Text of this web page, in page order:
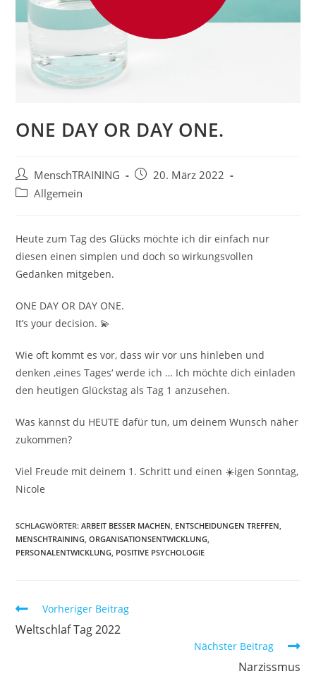
ONE DAY OR DAY ONE.
Beitrags-
Autor:
MenschTRAINING
Beitrag20. März 2022
Beitrags-
Allgemein
Heute zum Tag des Glücks möchte ich dir einfach nur
diesen einen simplen und doch so wirkungsvollen
Gedanken mitgeben.
ONE DAY OR DAY ONE.
It’s your decision. 💫
Wie oft kommt es vor, dass wir vor uns hinleben und
denken ‚eines Tages‘ werde ich … Ich möchte dich einladen
den heutigen Glückstag als Tag 1 anzusehen.
Was kannst du HEUTE dafür tun, um deinem Wunsch näher
zukommen?
Viel Freude mit deinem 1. Schritt und einen ☀️igen Sonntag,
Nicole
SCHLAGWÖRTER:ARBEIT BESSER MACHEN, ENTSCHEIDUNGEN TREFFEN,
MENSCHTRAINING, ORGANISATIONSENTWICKLUNG,
PERSONALENTWICKLUNG, POSITIVE PSYCHOLOGIE
Weitere
Artikel
ansehen
Vorheriger Beitrag
Weltschlaf Tag 2022
Nächster Beitrag
Narzissmus